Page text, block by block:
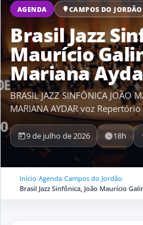
AGENDA CAMPOS DO JORDÃO
Brasil Jazz
Maurício
Mariana
BRASIL JAZZ SINFÔNICA JOÃO
MARIANA AYDAR voz
9 de julho de 2026 18h
Início/Agenda/Campos do Jordão/
Brasil Jazz Sinfônica, João Maurício